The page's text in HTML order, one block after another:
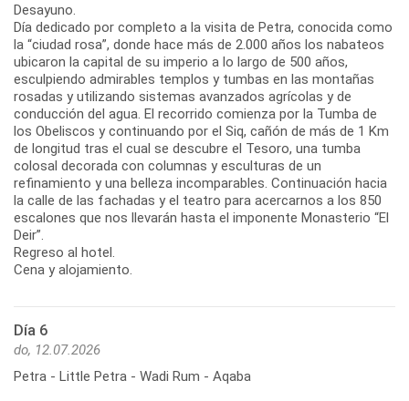
Desayuno.
Día dedicado por completo a la visita de Petra, conocida como
la “ciudad rosa”, donde hace más de 2.000 años los nabateos
ubicaron la capital de su imperio a lo largo de 500 años,
esculpiendo admirables templos y tumbas en las montañas
rosadas y utilizando sistemas avanzados agrícolas y de
conducción del agua. El recorrido comienza por la Tumba de
los Obeliscos y continuando por el Siq, cañón de más de 1 Km
de longitud tras el cual se descubre el Tesoro, una tumba
colosal decorada con columnas y esculturas de un
refinamiento y una belleza incomparables. Continuación hacia
la calle de las fachadas y el teatro para acercarnos a los 850
escalones que nos llevarán hasta el imponente Monasterio “El
Deir”.
Regreso al hotel.
Cena y alojamiento.
Día 6
do, 12.07.2026
Petra - Little Petra - Wadi Rum - Aqaba